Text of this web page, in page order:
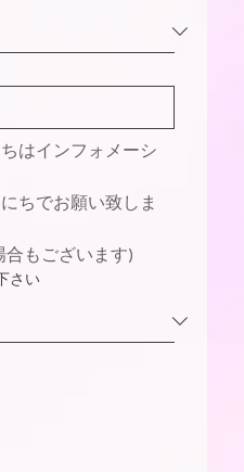
はインフォメーシ
ちでお願い致しま
もございます)
さい